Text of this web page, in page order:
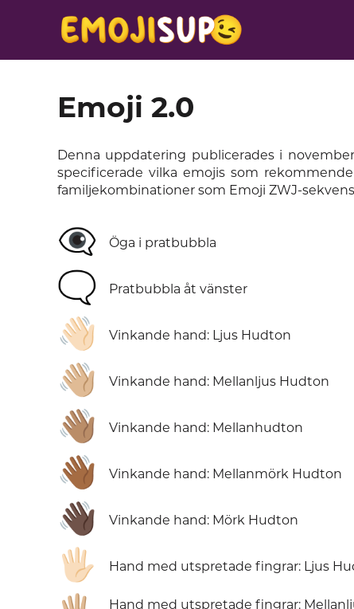
Emoji 2.0
Denna uppdatering publicerades i
specificerade vilka emojis som
familjekombinationer som Emoji ZWJ-
👁️‍🗨️ Öga i pratbubbla
🗨️ Pratbubbla åt vänster
👋🏻 Vinkande hand: Ljus Hudton
👋🏼 Vinkande hand: Mellanljus Hudton
👋🏽 Vinkande hand: Mellanhudton
👋🏾 Vinkande hand: Mellanmörk Hudton
👋🏿 Vinkande hand: Mörk Hudton
🖐🏻 Hand med utspretade fingrar: Ljus
Hand med utspretade fingrar: